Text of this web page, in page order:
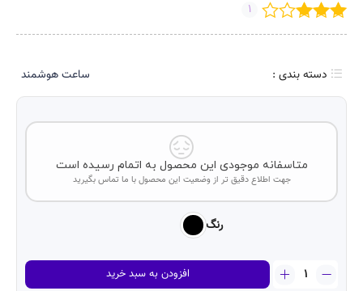
1
دسته بندی : ساعت هوشمند
متاسفانه موجودی این محصول به اتمام رسیده است
جهت اطلاع دقیق تر از وضعیت این محصول با ما تماس بگیرید
رنگ
افزودن به سبد خرید